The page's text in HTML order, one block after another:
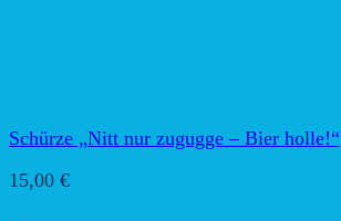
Schürze „Nitt nur zugugge – Bier holle!“
15,00 €